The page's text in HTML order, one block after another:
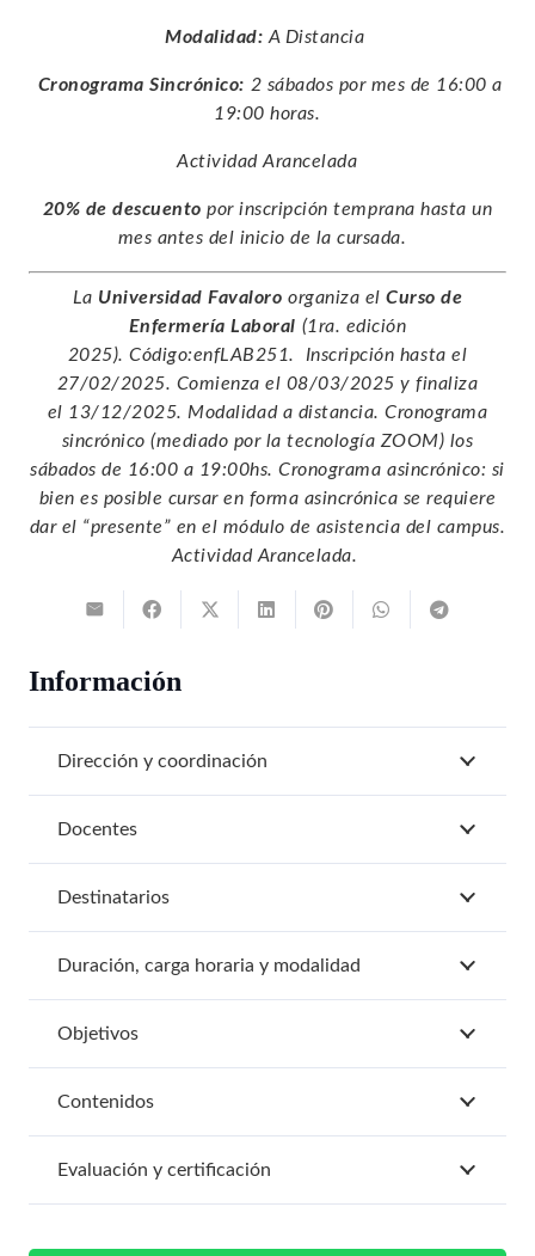
Modalidad: A Distancia
Cronograma Sincrónico: 2 sábados por mes de 16:00 a
19:00 horas.
Actividad Arancelada
20% de descuento por inscripción temprana hasta un
mes antes del inicio de la cursada.
La Universidad Favaloro organiza elCurso de
Enfermería Laboral (1ra. edición
2025). Código:enfLAB251. Inscripción hasta el
27/02/2025. Comienza el 08/03/2025 y finaliza
el 13/12/2025. Modalidad a distancia. Cronograma
sincrónico (mediado por la tecnología ZOOM) los
sábados de 16:00 a 19:00hs. Cronograma asincrónico: si
bien es posible cursar en forma asincrónica se requiere
dar el “presente” en el módulo de asistencia del campus.
Actividad Arancelada.
Información
Dirección y coordinación
Docentes
Destinatarios
Duración, carga horaria y modalidad
Objetivos
Contenidos
Evaluación y certificación